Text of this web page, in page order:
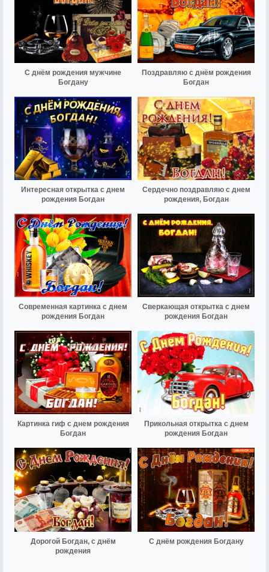
С днём рождения мужчине
Богдану
Поздравляю с днём рождения
Богдан
Интересная открытка с днем
рождения Богдан
Сердечно поздравляю с днем
рождения, Богдан
Современная картинка с днем
рождения Богдан
Сверкающая открытка с днем
рождения Богдан
Картинка гиф с днем рождения
Богдан
Прикольная открытка с днем
рождения Богдан
Дорогой Богдан, с днём
рождения
С днём рождения Богдану